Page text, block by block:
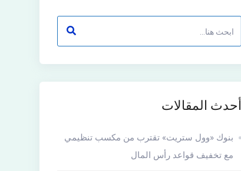
أحدث المقالات
بنوك «وول ستريت» تقترب من مكسب تنظيمي
مع تخفيف قواعد رأس المال